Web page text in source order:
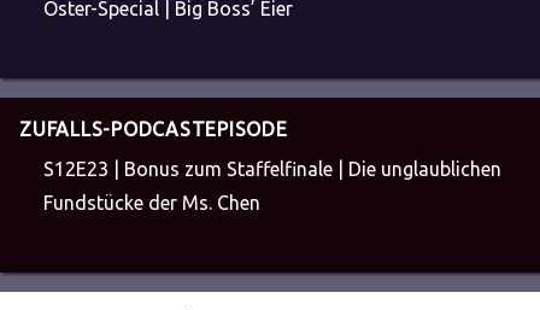
Oster-Special | Big Boss’ Eier
ZUFALLS-PODCASTEPISODE
S12E23 | Bonus zum Staffelfinale | Die unglaublichen
Fundstücke der Ms. Chen